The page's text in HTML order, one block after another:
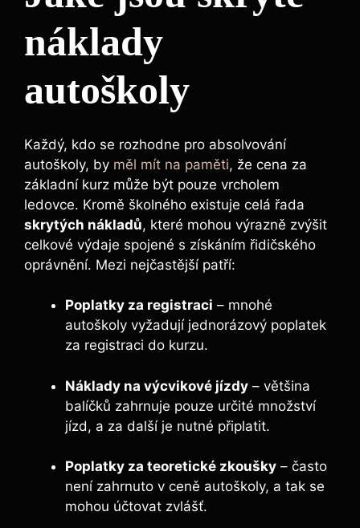
náklady
autoškoly
Každý, kdo se rozhodne pro absolvování
autoškoly, by měl mít na paměti, že cena za
základní kurz může být pouze vrcholem
ledovce. Kromě školného existuje celá řada
skrytých nákladů, které mohou výrazně zvýšit
celkové výdaje spojené s získáním řidičského
oprávnění. Mezi nejčastější patří:
Poplatky za registraci – mnohé
autoškoly vyžadují jednorázový poplatek
za registraci do kurzu.
Náklady na výcvikové jízdy – většina
balíčků zahrnuje pouze určité množství
jízd, a za další je nutné připlatit.
Poplatky za teoretické zkoušky – často
není zahrnuto v ceně autoškoly, a tak se
mohou účtovat zvlášť.